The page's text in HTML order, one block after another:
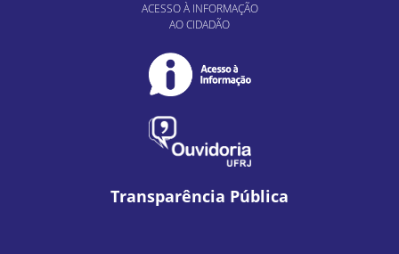
ACESSO À INFORMAÇÃO
AO CIDADÃO
Transparência Pública